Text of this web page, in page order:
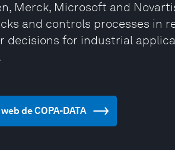
Merck, Microsoft and
and controls processes in
decisions for industrial
de COPA-DATA